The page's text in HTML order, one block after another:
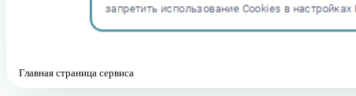
Главная страница сервиса